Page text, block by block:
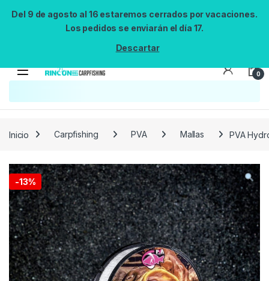
Del 9 de agosto al 16 estaremos cerrados por vacaciones.
Los pedidos se enviarán el día 17.
Descartar
0
Inicio Carpfishing PVA Mallas PVA
-13%